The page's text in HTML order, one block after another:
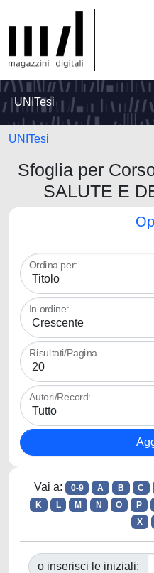
UNITesi
UNITesi
Sfoglia per
SALUTE E
Ordina per:
In ordine:
Risultati/Pagina
Autori/Record:
Vai a: 0-9 A B C
K
L M N O P
X
o inserisci le iniziali: